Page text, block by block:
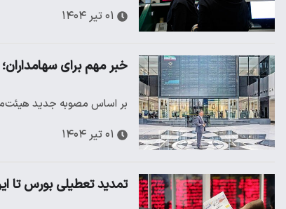
۰۱ تیر ۱۴۰۴
خبر مهم برای
بر اساس مصوبه جدید هیئت‌مدیره
۰۱ تیر ۱۴۰۴
تمدید تعطیلی بورس تا